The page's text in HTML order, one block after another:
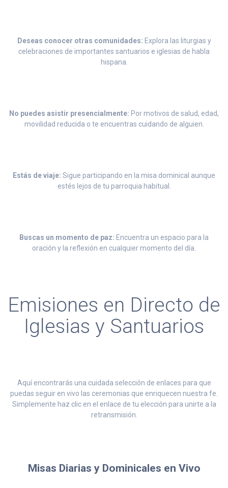
Deseas conocer otras comunidades: Explora las liturgias y
celebraciones de importantes santuarios e iglesias de habla
hispana.
No puedes asistir presencialmente: Por motivos de salud, edad,
movilidad reducida o te encuentras cuidando de alguien.
Estás de viaje: Sigue participando en la misa dominical aunque
estés lejos de tu parroquia habitual.
Buscas un momento de paz: Encuentra un espacio para la
oración y la reflexión en cualquier momento del día.
Emisiones en Directo de
Iglesias y Santuarios
Aquí encontrarás una cuidada selección de enlaces para que
puedas seguir en vivo las ceremonias que enriquecen nuestra fe.
Simplemente haz clic en el enlace de tu elección para unirte a la
retransmisión.
Misas Diarias y Dominicales en Vivo